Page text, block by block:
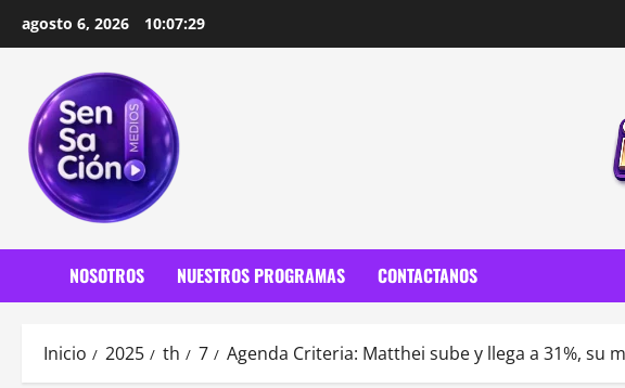
agosto 6, 2026 10:07:31
NOSOTROS NUESTROS PROGRAMAS CONTACTANOS
Inicio 2025 th 7 Agenda Criteria: Matthei sube y llega a 31%, su